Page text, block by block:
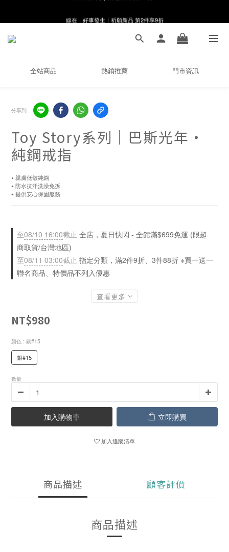
🌸新會員限定🌸註冊送$100購物金
全站商品 熱銷推薦 門市資訊
分享到
Toy Story系列｜巴斯光年・
純鋼戒指
⭑ 親膚低敏純鋼
⭑ 防水抗汗洗澡免拆
⭑ 提供安心保固服務
至08/10 16:00截止 全店，夏日快閃 - 全館滿$699免運 (限超
商取貨/台灣地區)
至08/11 03:00截止 指定分類，滿2件9折、3件88折 ※買一送一
聯名商品、特價品不列入優惠
查看更多
NT$980
顏色 : 銀#15
銀#15
數量
加入購物車 立即購買
加入追蹤清單
商品描述 顧客評價
商品描述